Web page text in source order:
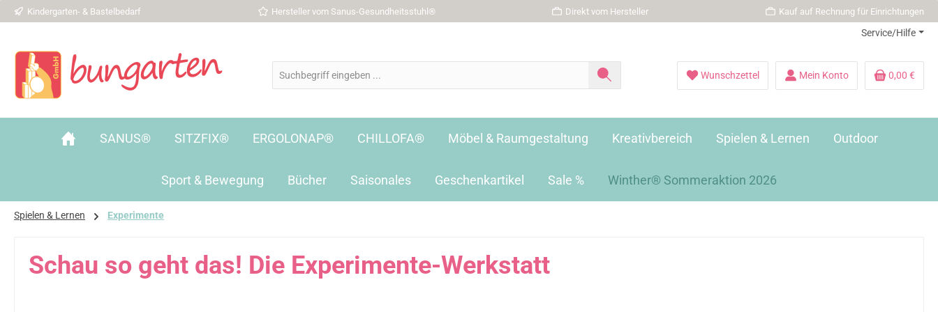
Hauptinhalt springen
Zur Suche springen
Zur Hauptnavigation springen
Kindergarten- & Bastelbedarf Hersteller vom Sanus-Gesundheitsstuhl® Direkt vom Hersteller Kauf auf Rechnung für Einrichtungen
Service/Hilfe
Wunschzettel Mein Konto 0,00 €
SANUS® SITZFIX® ERGOLONAP® CHILLOFA® Möbel & Raumgestaltung Kreativbereich Spielen & Lernen Outdoor
Sport & Bewegung Bücher Saisonales Geschenkartikel Sale % Winther® Sommeraktion 2026
Spielen & Lernen Experimente
Schau so geht das! Die Experimente-Werkstatt